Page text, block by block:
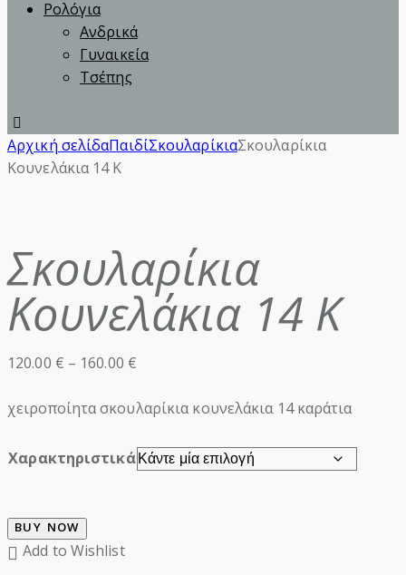
Ρολόγια
Ανδρικά
Γυναικεία
Τσέπης
instagram
Αρχική σελίδαΠαιδίΣκουλαρίκιαΣκουλαρίκια
Κουνελάκια 14 Κ
Σκουλαρίκια
Κουνελάκια 14 Κ
120.00 € – 160.00 €Price
120.00 €
160.00 €
χειροποίητα σκουλαρίκια κουνελάκια 14 καράτια
Χαρακτηριστικά
BUY NOW
Add to Wishlist